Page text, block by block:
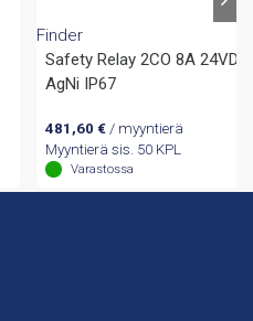
Finder
Safety Relay 2CO 8A 24VDC
AgNi IP67
481,60 € / myyntierä
Myyntierä sis. 50 KPL
Varastossa